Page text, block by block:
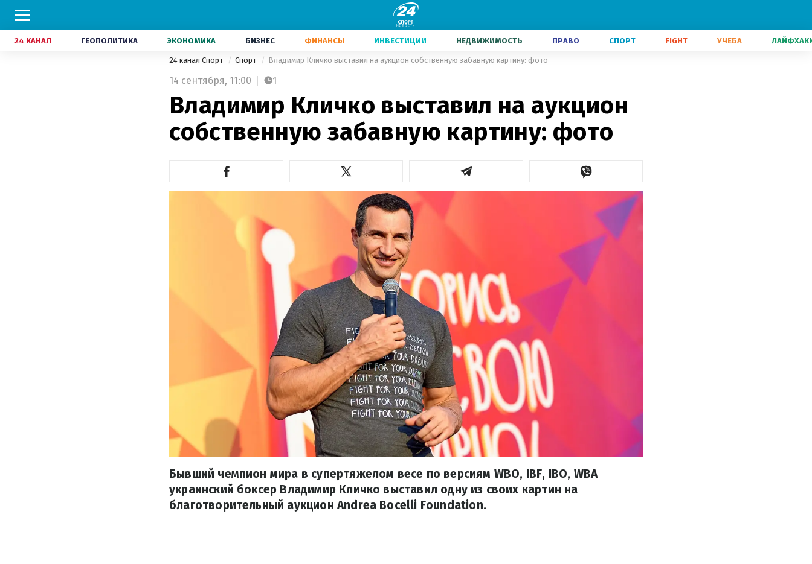
24 КАНАЛ ГЕОПОЛИТИКА ЭКОНОМИКА БИЗНЕС ФИНАНСЫ ИНВЕСТИЦИИ НЕДВИЖИМОСТЬ ПРАВО СПОРТ FIGHT УЧЕБА
24 канал Спорт Спорт Владимир Кличко выставил на аукцион собственную забавную картину: фото
14 сентября, 11:00 1
Владимир Кличко выставил на аукцион
собственную забавную картину: фото
Бывший чемпион мира в супертяжелом весе по версиям WBO, IBF, IBO, WBA
украинский боксер Владимир Кличко выставил одну из своих картин на
благотворительный аукцион Аndrea Вocelli Foundation.